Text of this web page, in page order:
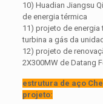
10) Huadian Jiangsu
de energia térmica
11) projeto de energia
turbina a gás da
12) projeto de
2X300MW de Datang
estrutura de aço
projeto: